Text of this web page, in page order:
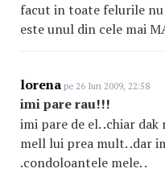
facut in toate felurile
este unul din cele mai
lorena pe 26 Iun 2009, 22:58
imi pare rau!!!
imi pare de el. .chiar dak
mell lui prea mult. .dar
.condoloantele mele. .